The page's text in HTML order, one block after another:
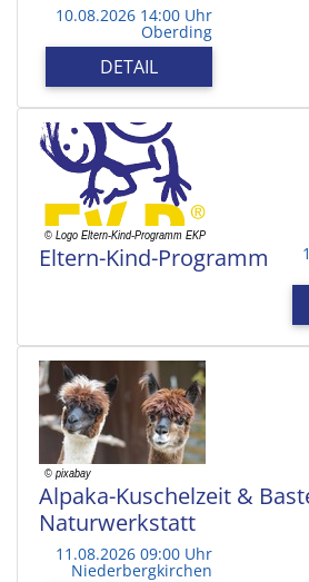
10.08.2026 14:00 Uhr
Oberding
DETAIL
Eltern-Kind-Programm
Alpaka-Kuschelzeit &
Naturwerkstatt
11.08.2026 09:00 Uhr
Niederbergkirchen